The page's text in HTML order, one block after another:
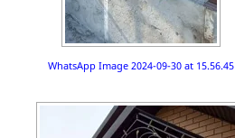
WhatsApp Image 2024-09-30 at 15.56.45